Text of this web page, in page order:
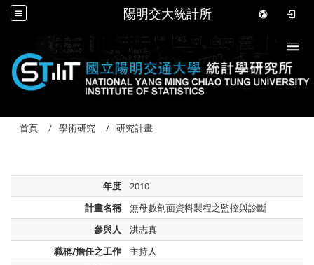
陽明交大統計所
首頁 學術研究 研究計畫
年度
2010
計畫名稱
無母數剖面資料製程之監控與診斷
參與人
洪志真
職稱/擔任之工作
主持人